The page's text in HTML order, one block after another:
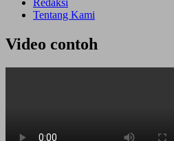
Tentang Kami
Video contoh